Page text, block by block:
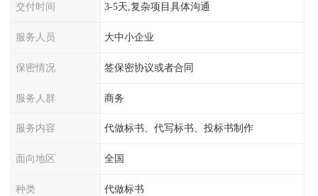
交付时间 3-5天,复杂项目具体沟通
服务人员 大中小企业
保密情况 签保密协议或者合同
服务人群 商务
服务内容 代做标书、代写标书、投标书制作
面向地区 全国
种类 代做标书